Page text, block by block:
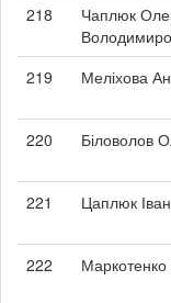
218
Чаплюк
219
Меліхова
220
Біловолов
221
Цаплюк
222
Маркотенко